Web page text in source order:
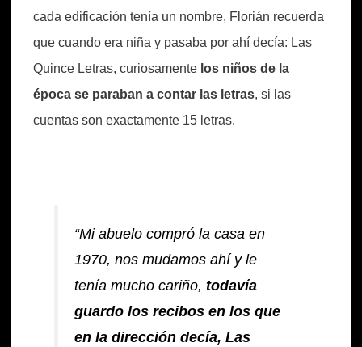
cada edificación tenía un nombre, Florián recuerda
que cuando era niña y pasaba por ahí decía: Las
Quince Letras, curiosamente los niños de la
época se paraban a contar las letras, si las
cuentas son exactamente 15 letras.
“Mi abuelo compró la casa en
1970, nos mudamos ahí y le
tenía mucho cariño,todavía
guardo los recibos en los que
en la dirección decía,Las